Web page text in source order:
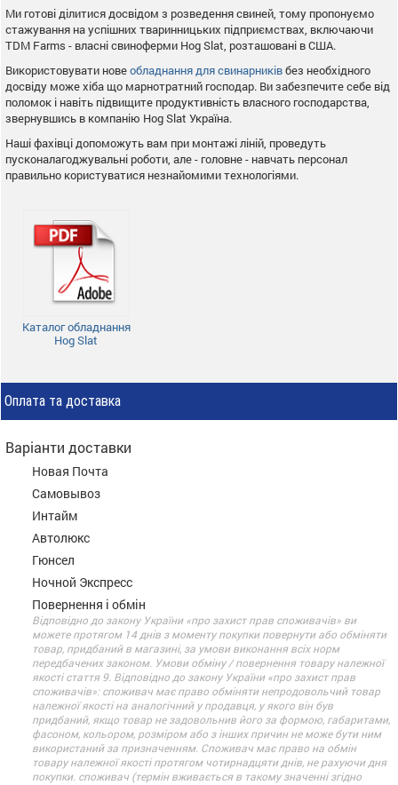
Ми готові ділитися досвідом з розведення свиней, тому пропонуємо
стажування на успішних тваринницьких підприємствах, включаючи
TDM Farms - власні свиноферми Hog Slat, розташовані в США.
Використовувати новеобладнання для свинарниківбез необхідного
досвіду може хіба що марнотратний господар. Ви забезпечите себе від
поломок і навіть підвищите продуктивність власного господарства,
звернувшись в компанію Hog Slat Україна.
Наші фахівці допоможуть вам при монтажі ліній, проведуть
пусконалагоджувальні роботи, але - головне - навчать персонал
правильно користуватися незнайомими технологіями.
Каталог обладнання
Hog Slat
Оплата та доставка
Варіанти доставки
Новая Почта
Самовывоз
Интайм
Автолюкс
Гюнсел
Ночной Экспресс
Повернення і обмін
Відповідно до закону України «про захист прав споживачів» ви
можете протягом 14 днів з моменту покупки повернути або обміняти
товар, придбаний в магазині, за умови виконання всіх норм
передбачених законом. Умови обміну / повернення товару належної
якості стаття 9. Відповідно до закону України «про захист прав
споживачів»: споживач має право обміняти непродовольчий товар
належної якості на аналогічний у продавця, у якого він був
придбаний, якщо товар не задовольнив його за формою, габаритами,
фасоном, кольором, розміром або з інших причин не може бути ним
використаний за призначенням. Споживач має право на обмін
товару належної якості протягом чотирнадцяти днів, не рахуючи дня
покупки. споживач (термін вживається в такому значенні згідно